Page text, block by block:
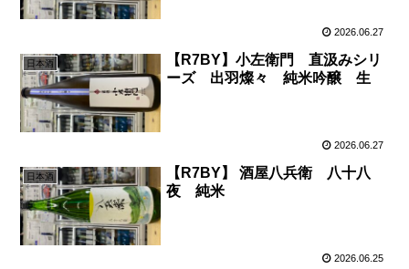
2026.06.27
日本酒
【R7BY】小左衛門 直汲みシリ
ーズ 出羽燦々 純米吟醸 生
2026.06.27
日本酒
【R7BY】 酒屋八兵衛 八十八
夜 純米
2026.06.25